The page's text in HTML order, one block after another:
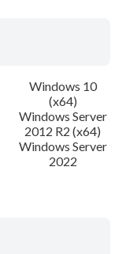
Windows 10
(x64)
Windows Server
2012 R2 (x64)
Windows Server
2022